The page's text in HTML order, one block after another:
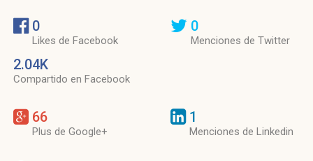
0
Likes de Facebook
2.04K
Compartido en Facebook
0
Menciones de Twitter
66
Plus de Google+
1
Menciones de Linkedin